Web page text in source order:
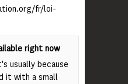
fr/loi-
right now
usually because
it with a small